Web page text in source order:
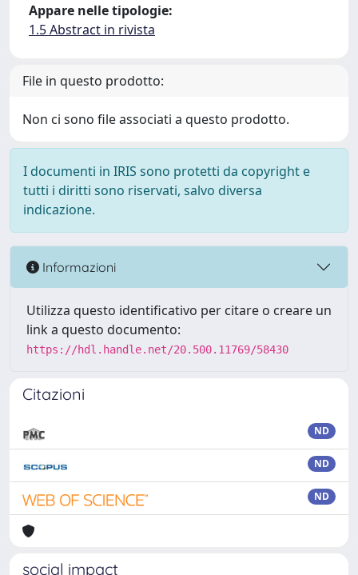
Appare nelle tipologie:
1.5 Abstract in rivista
File in questo prodotto:
Non ci sono file associati a questo prodotto.
I documenti in IRIS sono protetti da copyright e
tutti i diritti sono riservati, salvo diversa
indicazione.
Informazioni
Utilizza questo identificativo per citare o creare un
link a questo documento:
https://hdl.handle.net/20.500.11769/58430
Citazioni
ND
ND
ND
social impact